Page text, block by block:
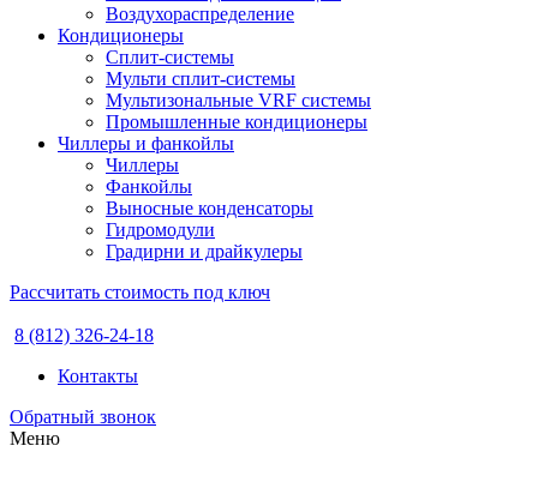
Воздухораспределение
Кондиционеры
Сплит-системы
Мульти сплит-системы
Мультизональные VRF системы
Промышленные кондиционеры
Чиллеры и фанкойлы
Чиллеры
Фанкойлы
Выносные конденсаторы
Гидромодули
Градирни и драйкулеры
Рассчитать стоимость под ключ
8 (812) 326-24-18
Контакты
Обратный звонок
Меню